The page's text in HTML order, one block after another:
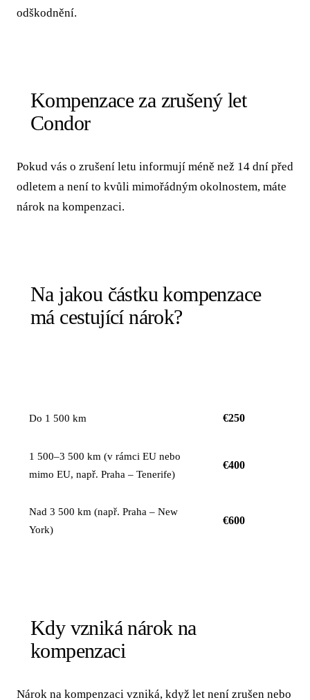
odškodnění.
Kompenzace za zrušený let
Condor
Pokud vás o zrušení letu informují méně než 14 dní před
odletem a není to kvůli mimořádným okolnostem, máte
nárok na kompenzaci.
Na jakou částku kompenzace
má cestující nárok?
Do 1 500 km €250
1 500–3 500 km (v rámci EU nebo
mimo EU, např. Praha – Tenerife)
€400
Nad 3 500 km (např. Praha – New
York)
€600
Kdy vzniká nárok na
kompenzaci
Nárok na kompenzaci vzniká, když let není zrušen nebo